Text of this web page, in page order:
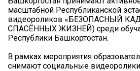
масштабной Республиканской
видеороликов «БЕЗОПАСНЫЙ
СПАСЁННЫХ ЖИЗНЕЙ) среди
Республики Башкортостан.
В рамках мероприятия
снимают социальные